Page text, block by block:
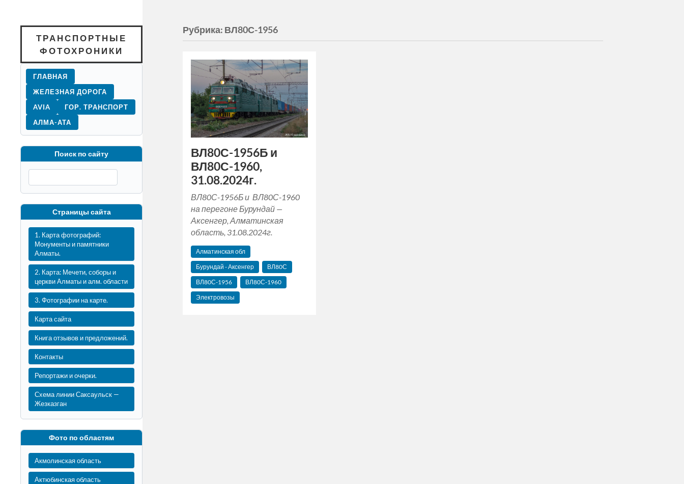
ТРАНСПОРТНЫЕ
ФОТОХРОНИКИ
ГЛАВНАЯ
ЖЕЛЕЗНАЯ ДОРОГА
AVIA
ГОР. ТРАНСПОРТ
АЛМА-АТА
Поиск по сайту
Страницы сайта
1. Карта фотографий:
Монументы и памятники
Алматы.
2. Карта: Мечети, соборы и
церкви Алматы и алм. области
3. Фотографии на карте.
Карта сайта
Книга отзывов и предложений.
Контакты
Репортажи и очерки.
Схема линии Саксаульск —
Жезказган
Фото по областям
Акмолинская область
Актюбинская область
Рубрика: ВЛ80С-1956
ВЛ80С-1956Б и
ВЛ80С-1960,
31.08.2024г.
ВЛ80С-1956Б и ВЛ80С-1960
на перегоне Бурундай —
Аксенгер, Алматинская
область, 31.08.2024г.
Алматинская обл
Бурундай - Аксенгер
ВЛ80С
ВЛ80С-1956
ВЛ80С-1960
Электровозы